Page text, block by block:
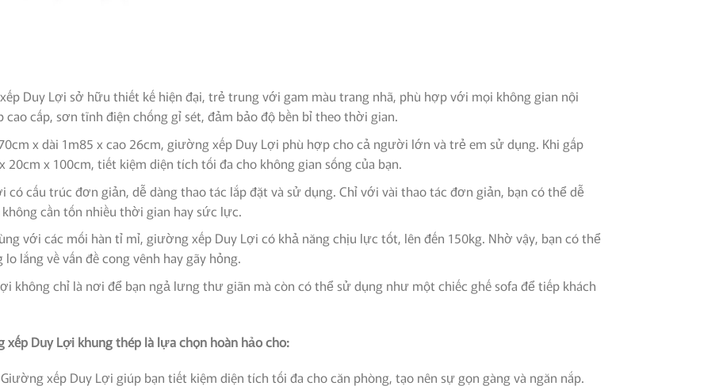
Duy Lợi sở hữu thiết kế hiện đại, trẻ trung với gam màu trang nhã, phù hợp với mọi không gian nội
cấp, sơn tĩnh điện chống gỉ sét, đảm bảo độ bền bỉ theo thời gian.
x dài 1m85 x cao 26cm, giường xếp Duy Lợi phù hợp cho cả người lớn và trẻ em sử dụng. Khi gấp
x 100cm, tiết kiệm diện tích tối đa cho không gian sống của bạn.
có cấu trúc đơn giản, dễ dàng thao tác lắp đặt và sử dụng. Chỉ với vài thao tác đơn giản, bạn có thể dễ
cần tốn nhiều thời gian hay sức lực.
với các mối hàn tỉ mỉ, giường xếp Duy Lợi có khả năng chịu lực tốt, lên đến 150kg. Nhờ vậy, bạn có thể
lắng về vấn đề cong vênh hay gãy hỏng.
không chỉ là nơi để bạn ngả lưng thư giãn mà còn có thể sử dụng như một chiếc ghế sofa để tiếp khách
Duy Lợi khung thép là lựa chọn hoàn hảo cho:
xếp Duy Lợi giúp bạn tiết kiệm diện tích tối đa cho căn phòng, tạo nên sự gọn gàng và ngăn nắp.